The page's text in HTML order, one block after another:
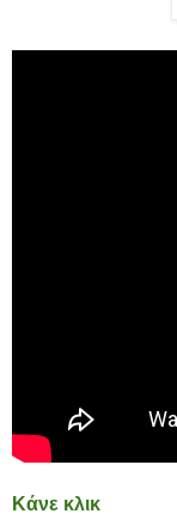
Κάνε κλικ